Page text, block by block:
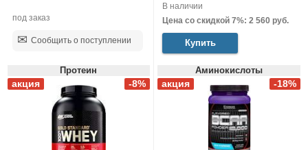
под заказ
Сообщить о поступлении
В наличии
Цена со скидкой 7%: 2 560 руб.
Купить
Протеин Аминокислоты